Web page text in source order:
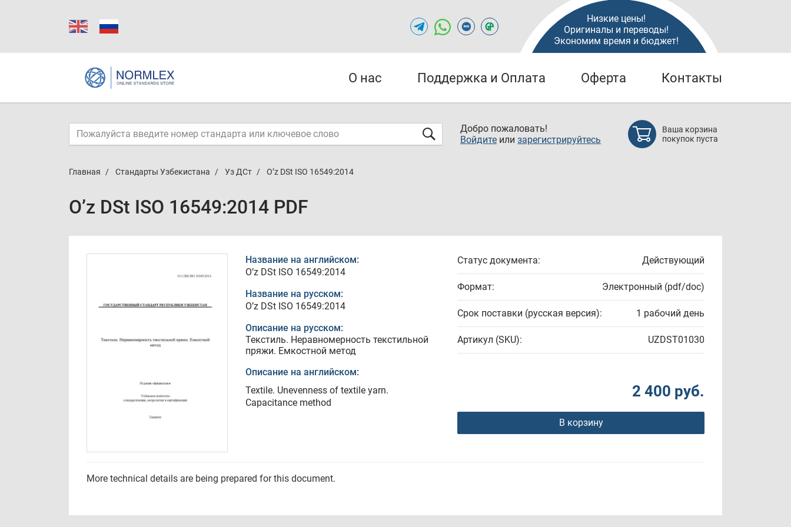
Низкие цены!
Оригиналы и переводы!
Экономим время и бюджет!
О нас Поддержка и Оплата Оферта Контакты
Добро пожаловать!
Войдите или зарегистрируйтесь
Ваша корзина
покупок пуста
Главная Стандарты Узбекистана Уз ДСт O’z DSt ISO 16549:2014
O’z DSt ISO 16549:2014 PDF
Название на английском:
O’z DSt ISO 16549:2014
Название на русском:
O’z DSt ISO 16549:2014
Описание на русском:
Текстиль. Неравномерность текстильной
пряжи. Емкостной метод
Описание на английском:
Textile. Unevenness of textile yarn.
Capacitance method
Статус документа: Действующий
Формат: Электронный (pdf/doc)
Срок поставки (русская версия): 1 рабочий день
Артикул (SKU): UZDST01030
2 400 руб.
В корзину
More technical details are being prepared for this document.